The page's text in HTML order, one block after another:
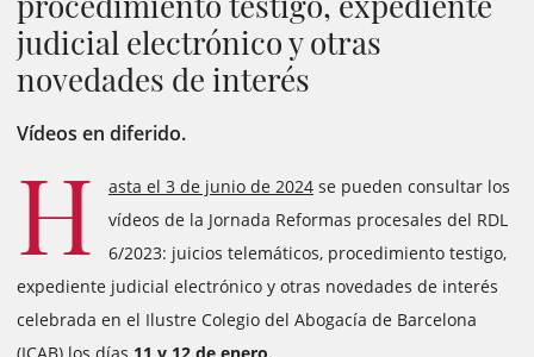
judicial electrónico y otras
novedades de interés
Vídeos en diferido.
H asta el 3 de junio de 2024 se pueden consultar los
vídeos de la Jornada Reformas procesales del RDL
6/2023: juicios telemáticos, procedimiento testigo,
expediente judicial electrónico y otras novedades de interés
celebrada en el Ilustre Colegio del Abogacía de Barcelona